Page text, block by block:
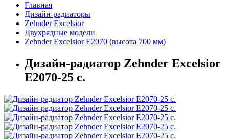
Главная
Дизайн-радиаторы
Zehnder Excelsior
Двухрядные модели
Zehnder Excelsior E2070 (высота 700 мм)
Дизайн-радиатор Zehnder Excelsior
E2070-25 с.